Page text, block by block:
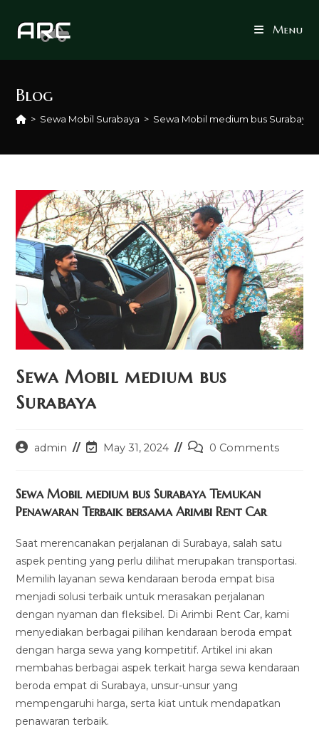
Menu
Blog
> Sewa Mobil Surabaya > Sewa Mobil medium bus Surabaya
Sewa Mobil medium bus
Surabaya
Postadmin
PostMay 31, 2024
Post0 Comments
Sewa Mobil medium bus Surabaya Temukan
Penawaran Terbaik bersama Arimbi Rent Car
Saat merencanakan perjalanan di Surabaya, salah satu
aspek penting yang perlu dilihat merupakan transportasi.
Memilih layanan sewa kendaraan beroda empat bisa
menjadi solusi terbaik untuk merasakan perjalanan
dengan nyaman dan fleksibel. Di Arimbi Rent Car, kami
menyediakan berbagai pilihan kendaraan beroda empat
dengan harga sewa yang kompetitif. Artikel ini akan
membahas berbagai aspek terkait harga sewa kendaraan
beroda empat di Surabaya, unsur-unsur yang
mempengaruhi harga, serta kiat untuk mendapatkan
penawaran terbaik.